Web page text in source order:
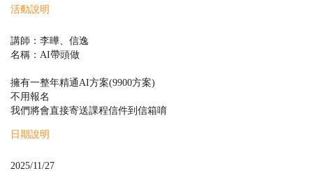
活動說明
講師：李曄、信逸
名稱：AI帶頭做
擁有一整年精通AI方案(9900方案)
不用報名
我們將會直接寄送課程信件到信箱唷
日期說明
2025/11/27